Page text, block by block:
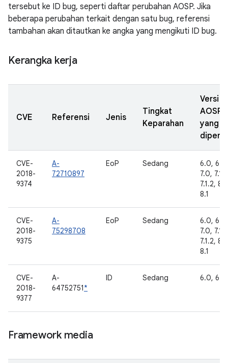
tersebut ke ID bug, seperti daftar perubahan AOSP. Jika
beberapa perubahan terkait dengan satu bug, referensi
tambahan akan ditautkan ke angka yang mengikuti ID bug.
Kerangka kerja
CVE Referensi Jenis
Tingkat
Keparahan
Versi
AOSP
yang
CVE-
2018-
9374
A-
72710897
EoP Sedang
6.0,
7.0, 7.1.1,
7.1.2,
8.1
CVE-
2018-
9375
A-
75298708
EoP Sedang
6.0,
7.0, 7.1.1,
7.1.2,
8.1
CVE-
2018-
9377
A-
64752751*
ID Sedang 6.0,
Framework media